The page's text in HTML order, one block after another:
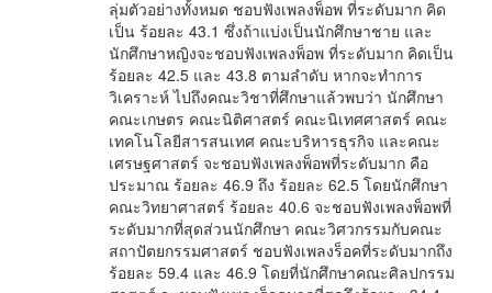
ลุ่มตัวอย่างทั้งหมด ชอบฟังเพลงพ็อพ ที่ระดับมาก คิด
เป็น ร้อยละ 43.1 ซึ่งถ้าแบ่งเป็นนักศึกษาชาย และ
นักศึกษาหญิงจะชอบฟังเพลงพ็อพ ที่ระดับมาก คิดเป็น
ร้อยละ 42.5 และ 43.8 ตามลำดับ หากจะทำการ
วิเคราะห์ ไปถึงคณะวิชาที่ศึกษาแล้วพบว่า นักศึกษา
คณะเกษตร คณะนิติศาสตร์ คณะนิเทศศาสตร์ คณะ
เทคโนโลยีสารสนเทศ คณะบริหารธุรกิจ และคณะ
เศรษฐศาสตร์ จะชอบฟังเพลงพ็อพที่ระดับมาก คือ
ประมาณ ร้อยละ 46.9 ถึง ร้อยละ 62.5 โดยนักศึกษา
คณะวิทยาศาสตร์ ร้อยละ 40.6 จะชอบฟังเพลงพ็อพที่
ระดับมากที่สุดส่วนนักศึกษา คณะวิศวกรรมกับคณะ
สถาปัตยกรรมศาสตร์ ชอบฟังเพลงร็อคที่ระดับมากถึง
ร้อยละ 59.4 และ 46.9 โดยที่นักศึกษาคณะศิลปกรรม